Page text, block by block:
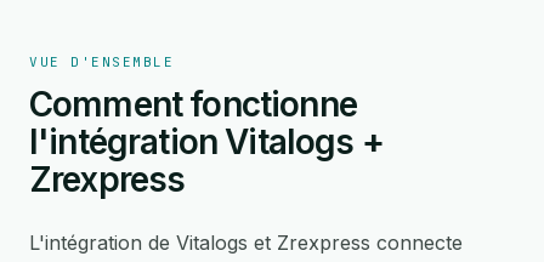
VUE D'ENSEMBLE
Comment fonctionne
l'intégration Vitalogs +
Zrexpress
L'intégration de Vitalogs et Zrexpress connecte